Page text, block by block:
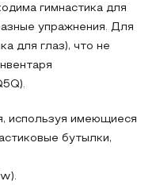
гимнастика для
упражнения. Для
для глаз), что не
используя имеющиеся
бутылки,